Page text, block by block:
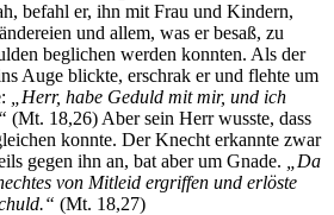
befahl er, ihn mit Frau und Kindern,
und allem, was er besaß, zu
beglichen werden konnten. Als der
Auge blickte, erschrak er und flehte um
„Herr, habe Geduld mit mir, und ich
(Mt. 18,26) Aber sein Herr wusste, dass
konnte. Der Knecht erkannte zwar
gegen ihn an, bat aber um Gnade. „Da
von Mitleid ergriffen und erlöste
(Mt. 18,27)